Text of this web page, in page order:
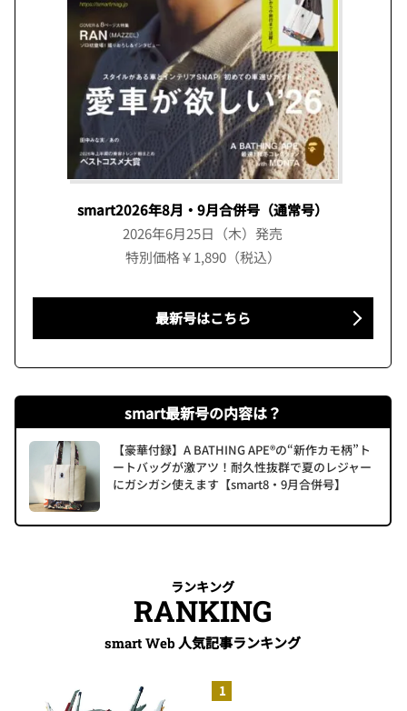
smart2026年8月・9月合併号（通常号）
2026年6月25日（木）発売
特別価格￥1,890（税込）
最新号はこちら
smart最新号の内容は？
【豪華付録】A BATHING APE®の“新作カモ柄”ト
ートバッグが激アツ！耐久性抜群で夏のレジャー
にガシガシ使えます【smart8・9月合併号】
ランキング
RANKING
smart Web人気記事ランキング